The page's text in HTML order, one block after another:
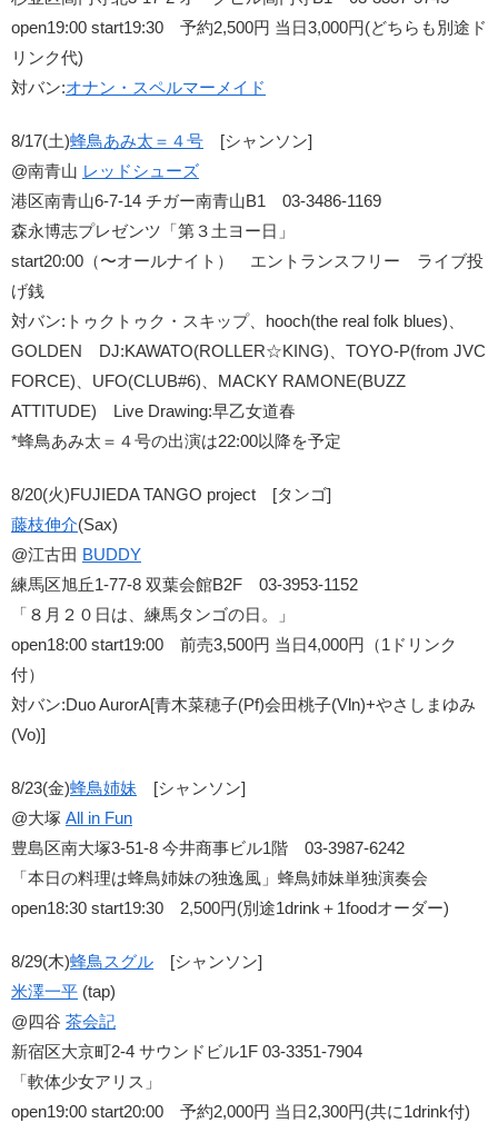
open19:00 start19:30 予約2,500円 当日3,000円(どちらも別途ド
リンク代)
対バン:オナン・スペルマーメイド
8/17(土)蜂鳥あみ太＝４号 [シャンソン]
@南青山 レッドシューズ
港区南青山6-7-14 チガー南青山B1 03-3486-1169
森永博志プレゼンツ「第３土ヨー日」
start20:00（〜オールナイト） エントランスフリー ライブ投
げ銭
対バン:トゥクトゥク・スキップ、hooch(the real folk blues)、
GOLDEN DJ:KAWATO(ROLLER☆KING)、TOYO-P(from JVC
FORCE)、UFO(CLUB#6)、MACKY RAMONE(BUZZ
ATTITUDE) Live Drawing:早乙女道春
*蜂鳥あみ太＝４号の出演は22:00以降を予定
8/20(火)FUJIEDA TANGO project [タンゴ]
藤枝伸介(Sax)
@江古田 BUDDY
練馬区旭丘1-77-8 双葉会館B2F 03-3953-1152
「８月２０日は、練馬タンゴの日。」
open18:00 start19:00 前売3,500円 当日4,000円（1ドリンク
付）
対バン:Duo AurorA[青木菜穂子(Pf)会田桃子(Vln)+やさしまゆみ
(Vo)]
8/23(金)蜂鳥姉妹 [シャンソン]
@大塚 All in Fun
豊島区南大塚3-51-8 今井商事ビル1階 03-3987-6242
「本日の料理は蜂鳥姉妹の独逸風」蜂鳥姉妹単独演奏会
open18:30 start19:30 2,500円(別途1drink＋1foodオーダー)
8/29(木)蜂鳥スグル [シャンソン]
米澤一平 (tap)
@四谷 茶会記
新宿区大京町2-4 サウンドビル1F 03-3351-7904
「軟体少女アリス」
open19:00 start20:00 予約2,000円 当日2,300円(共に1drink付)